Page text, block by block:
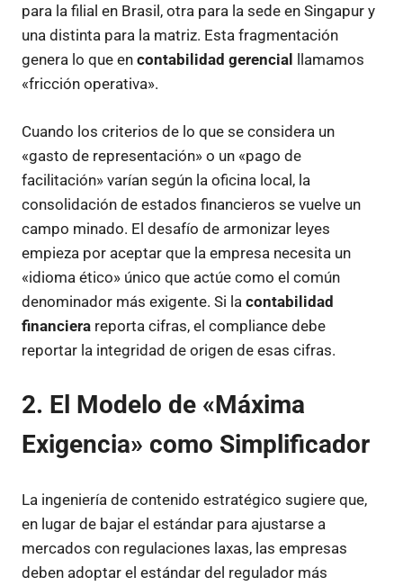
para la filial en Brasil, otra para la sede en Singapur y
una distinta para la matriz. Esta fragmentación
genera lo que en contabilidad gerencial
llamamos
«fricción operativa».
Cuando los criterios de lo que se considera un
«gasto de representación» o un «pago de
facilitación» varían según la oficina local, la
consolidación de estados financieros se vuelve un
campo minado. El desafío de armonizar leyes
empieza por aceptar que la empresa necesita un
«idioma ético» único que actúe como el común
denominador más exigente. Si la contabilidad
financiera reporta cifras, el compliance debe
reportar la integridad de origen de esas cifras.
2. El Modelo de «Máxima
Exigencia» como Simplificador
La ingeniería de contenido estratégico sugiere que,
en lugar de bajar el estándar para ajustarse a
mercados con regulaciones laxas, las empresas
deben adoptar el estándar del regulador más